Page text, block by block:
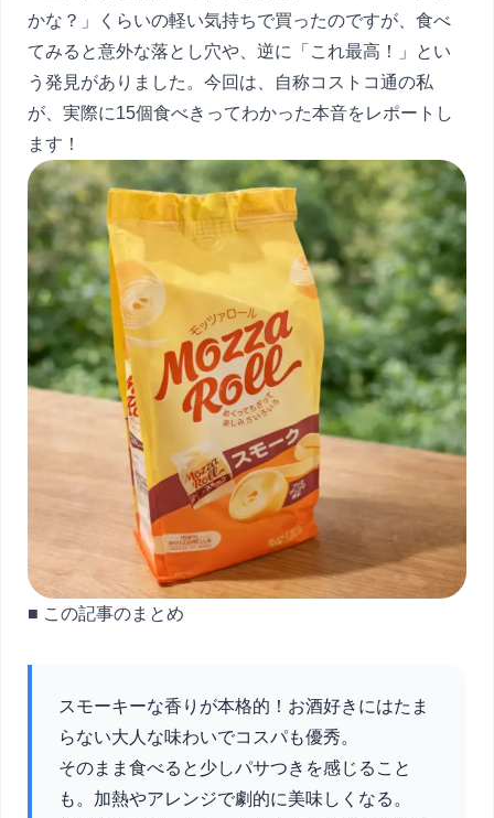
かな？」くらいの軽い気持ちで買ったのですが、食べ
てみると意外な落とし穴や、逆に「これ最高！」とい
う発見がありました。今回は、自称コストコ通の私
が、実際に15個食べきってわかった本音をレポートし
ます！
■ この記事のまとめ
スモーキーな香りが本格的！お酒好きにはたま
らない大人な味わいでコスパも優秀。
そのまま食べると少しパサつきを感じること
も。加熱やアレンジで劇的に美味しくなる。